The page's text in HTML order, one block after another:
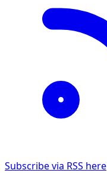
Subscribe via RSS here